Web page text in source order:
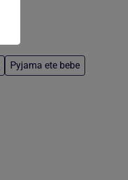
Pyjama ete bebe